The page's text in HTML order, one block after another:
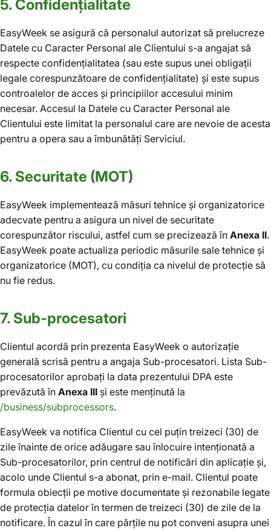
5. Confidențialitate
EasyWeek se asigură că personalul autorizat să prelucreze
Datele cu Caracter Personal ale Clientului s-a angajat să
respecte confidențialitatea (sau este supus unei obligații
legale corespunzătoare de confidențialitate) și este supus
controalelor de acces și principiilor accesului minim
necesar. Accesul la Datele cu Caracter Personal ale
Clientului este limitat la personalul care are nevoie de acesta
pentru a opera sau a îmbunătăți Serviciul.
6. Securitate (MOT)
EasyWeek implementează măsuri tehnice și organizatorice
adecvate pentru a asigura un nivel de securitate
corespunzător riscului, astfel cum se precizează în Anexa II.
EasyWeek poate actualiza periodic măsurile sale tehnice și
organizatorice (MOT), cu condiția ca nivelul de protecție să
nu fie redus.
7. Sub-procesatori
Clientul acordă prin prezenta EasyWeek o autorizație
generală scrisă pentru a angaja Sub-procesatori. Lista Sub-
procesatorilor aprobați la data prezentului DPA este
prevăzută în Anexa III și este menținută la
/business/subprocessors.
EasyWeek va notifica Clientul cu cel puțin treizeci (30) de
zile înainte de orice adăugare sau înlocuire intenționată a
Sub-procesatorilor, prin centrul de notificări din aplicație și,
acolo unde Clientul s-a abonat, prin e-mail. Clientul poate
formula obiecții pe motive documentate și rezonabile legate
de protecția datelor în termen de treizeci (30) de zile de la
notificare. În cazul în care părțile nu pot conveni asupra unei